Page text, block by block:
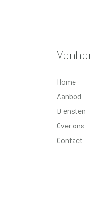
Home
Aanbod
Diensten
Over ons
Contact